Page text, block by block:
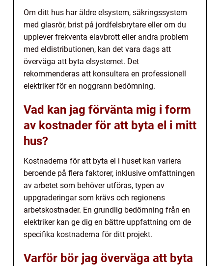
Om ditt hus har äldre elsystem, säkringssystem
med glasrör, brist på jordfelsbrytare eller om du
upplever frekventa elavbrott eller andra problem
med eldistributionen, kan det vara dags att
överväga att byta elsystemet. Det
rekommenderas att konsultera en professionell
elektriker för en noggrann bedömning.
Vad kan jag förvänta mig i form
av kostnader för att byta el i mitt
hus?
Kostnaderna för att byta el i huset kan variera
beroende på flera faktorer, inklusive omfattningen
av arbetet som behöver utföras, typen av
uppgraderingar som krävs och regionens
arbetskostnader. En grundlig bedömning från en
elektriker kan ge dig en bättre uppfattning om de
specifika kostnaderna för ditt projekt.
Varför bör jag överväga att byta